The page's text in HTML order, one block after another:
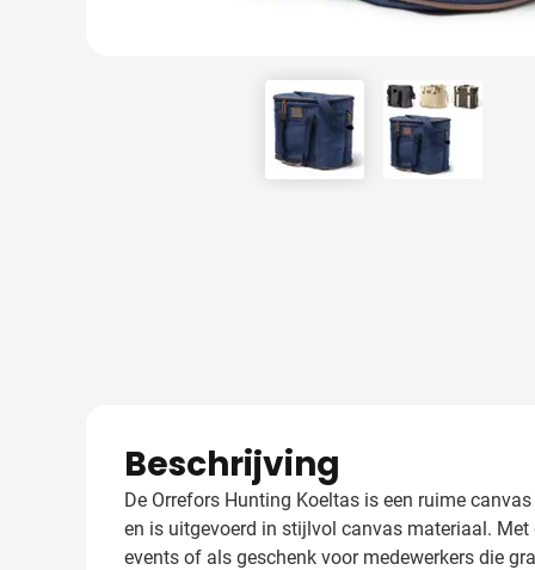
View larger imageView larger
Beschrijving
De Orrefors Hunting Koeltas is een ruime
en is uitgevoerd in stijlvol canvas materiaal.
events of als geschenk voor medewerkers die